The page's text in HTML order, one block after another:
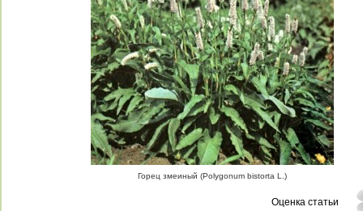
Горец змеиный (Polygonum bistorta L.)
Оценка статьи